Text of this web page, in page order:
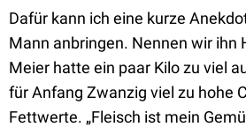
Dafür kann ich eine kurze
Mann anbringen. Nennen wir ihn
Meier hatte ein paar Kilo zu viel
für Anfang Zwanzig viel zu hohe
Fettwerte. „Fleisch ist mein